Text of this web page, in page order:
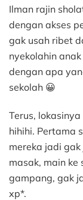
Ilman rajin
dengan akses
gak usah ribet
nyekolahin
dengan apa
sekolah 😀
Terus,
hihihi. Pertama
mereka jadi
masak, main ke
gampang, gak
xp*.